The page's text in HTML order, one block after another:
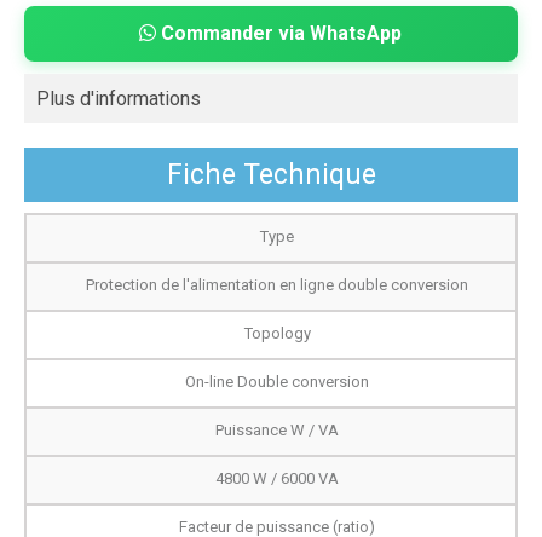
Commander via WhatsApp
Plus d'informations
Fiche Technique
Type
Protection de l'alimentation en ligne double conversion
Topology
On-line Double conversion
Puissance W / VA
4800 W / 6000 VA
Facteur de puissance (ratio)